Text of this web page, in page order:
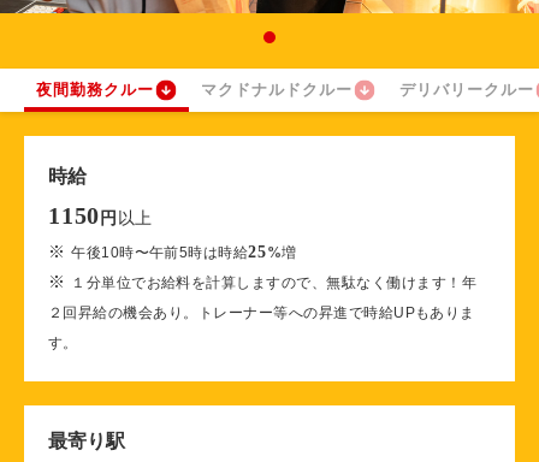
夜間勤務クルー マクドナルドクルー デリバリークルー
時給
1150 円 以上
※午後10時〜午前5時は時給25%増
※
１分単位でお給料を計算しますので、無駄なく働けます！年
２回昇給の機会あり。トレーナー等への昇進で時給UPもありま
す。
最寄り駅